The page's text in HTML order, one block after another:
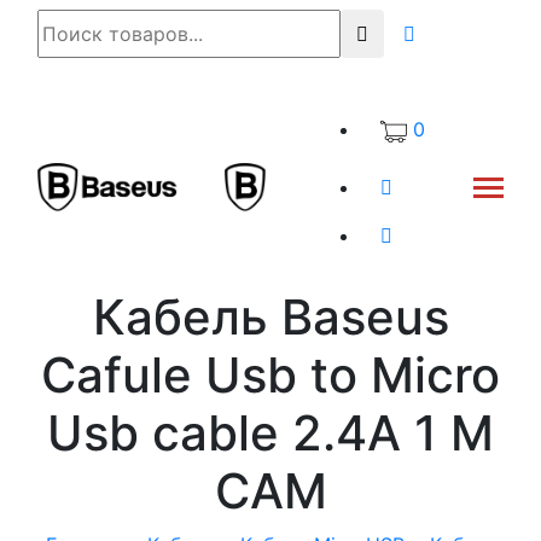
0
Кабель Baseus
Cafule Usb to Micro
Usb cable 2.4A 1 M
CAM